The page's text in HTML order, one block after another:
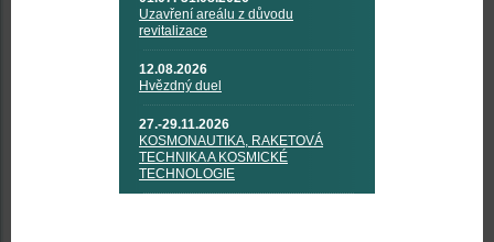
Uzavření areálu z důvodu
revitalizace
12.08.2026
Hvězdný duel
27.-29.11.2026
KOSMONAUTIKA, RAKETOVÁ
TECHNIKA A KOSMICKÉ
TECHNOLOGIE